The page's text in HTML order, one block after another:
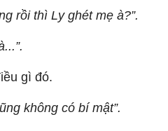
rồi thì Ly ghét mẹ à?”.
gì đó.
không có bí mật”.